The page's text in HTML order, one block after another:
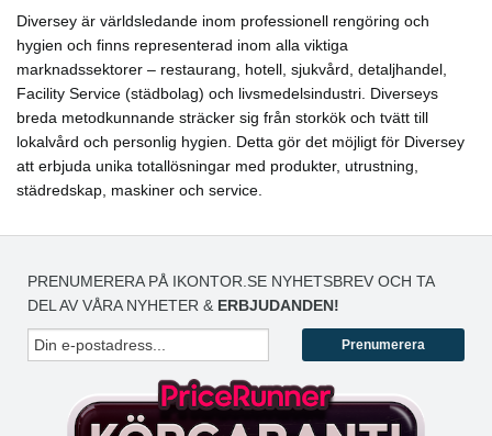
Diversey är världsledande inom professionell rengöring och
hygien och finns representerad inom alla viktiga
marknadssektorer – restaurang, hotell, sjukvård, detaljhandel,
Facility Service (städbolag) och livsmedelsindustri. Diverseys
breda metodkunnande sträcker sig från storkök och tvätt till
lokalvård och personlig hygien. Detta gör det möjligt för Diversey
att erbjuda unika totallösningar med produkter, utrustning,
städredskap, maskiner och service.
PRENUMERERA PÅ IKONTOR.SE NYHETSBREV OCH TA
DEL AV VÅRA NYHETER & ERBJUDANDEN!
Prenumerera